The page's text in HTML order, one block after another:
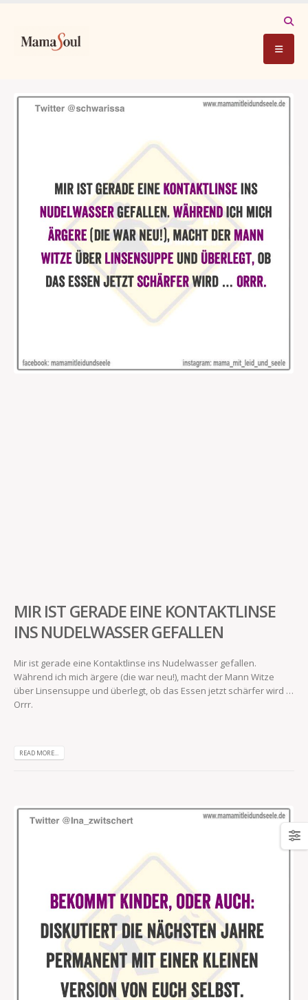
MIR IST GERADE EINE KONTAKTLINSE
INS NUDELWASSER GEFALLEN
Mir ist gerade eine Kontaktlinse ins Nudelwasser gefallen.
Während ich mich ärgere (die war neu!), macht der Mann Witze
über Linsensuppe und überlegt, ob das Essen jetzt schärfer wird …
Orrr.
READ MORE...